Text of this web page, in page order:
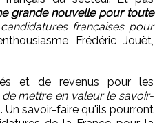
grande nouvelle pour toute
françaises pour
Frédéric Jouët,
et de revenus pour les
de mettre en valeur le savoir-
savoir-faire qu'ils pourront